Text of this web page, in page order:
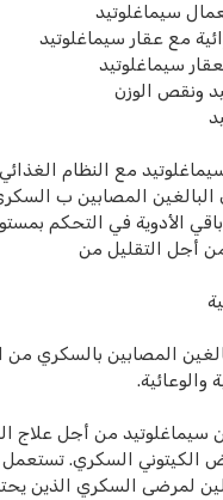
سيماغلوتيد
مع عقار سيماغلوتيد
لعقار سيماغلوتيد
ونقص الوزن
مع النظام
المصابين ب
الأدوية في التحكم
أجل التقليل من
المصابين بالسكري من
والوعائية.
سيماغلوتيد من أجل علاج
الكيتوني السكري.
لمرضى السكري الذين